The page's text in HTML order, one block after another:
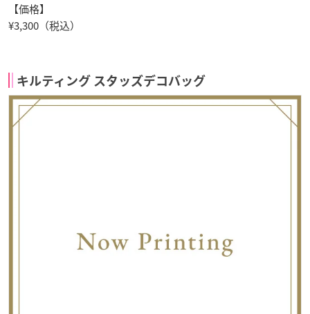
【価格】
¥3,300（税込）
キルティング スタッズデコバッグ